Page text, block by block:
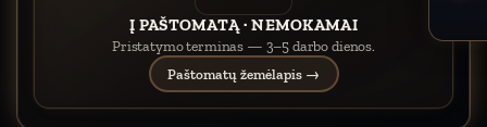
Į PAŠTOMATĄ · NEMOKAMAI
Pristatymo terminas — 3–5 darbo dienos.
Paštomatų žemėlapis →